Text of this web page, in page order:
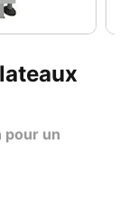
pour un